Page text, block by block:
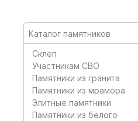
Каталог памятников
Склеп
Участникам СВО
Памятники из гранита
Памятники из мрамора
Элитные памятники
Памятники из белого